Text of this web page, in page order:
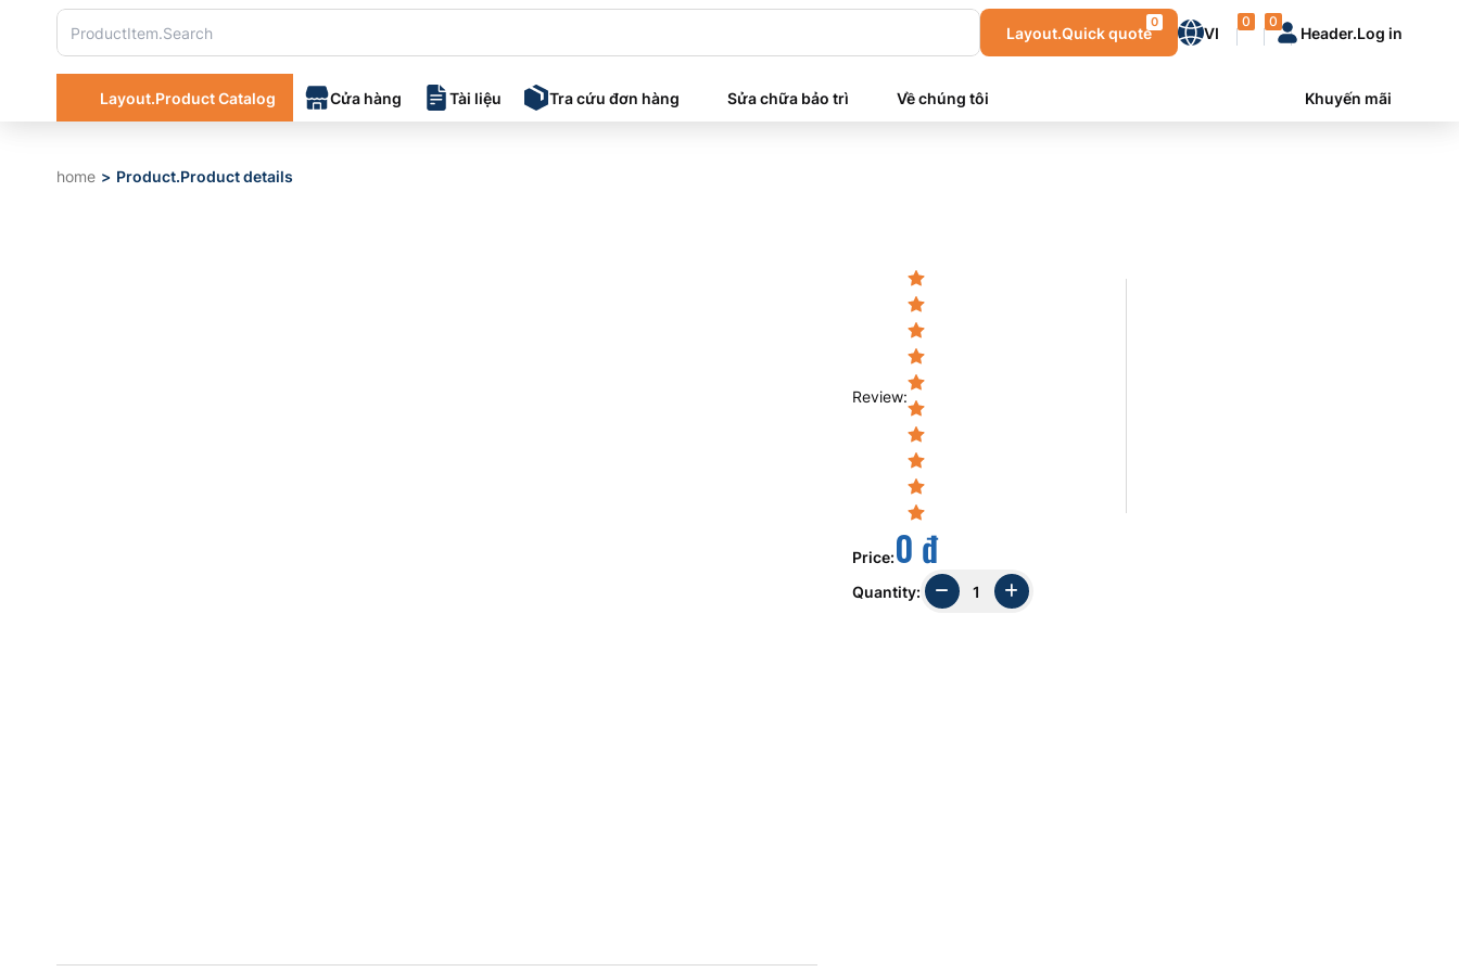
Layout.Quick quote
0
VI
0 0
Header.Log in
Layout.Product Catalog Cửa hàng Tài liệu Tra cứu đơn hàng Sửa chữa bảo trì Về chúng tôi Khuyến mãi
home Product.Product details
Review:
Price:0 đ
Quantity: